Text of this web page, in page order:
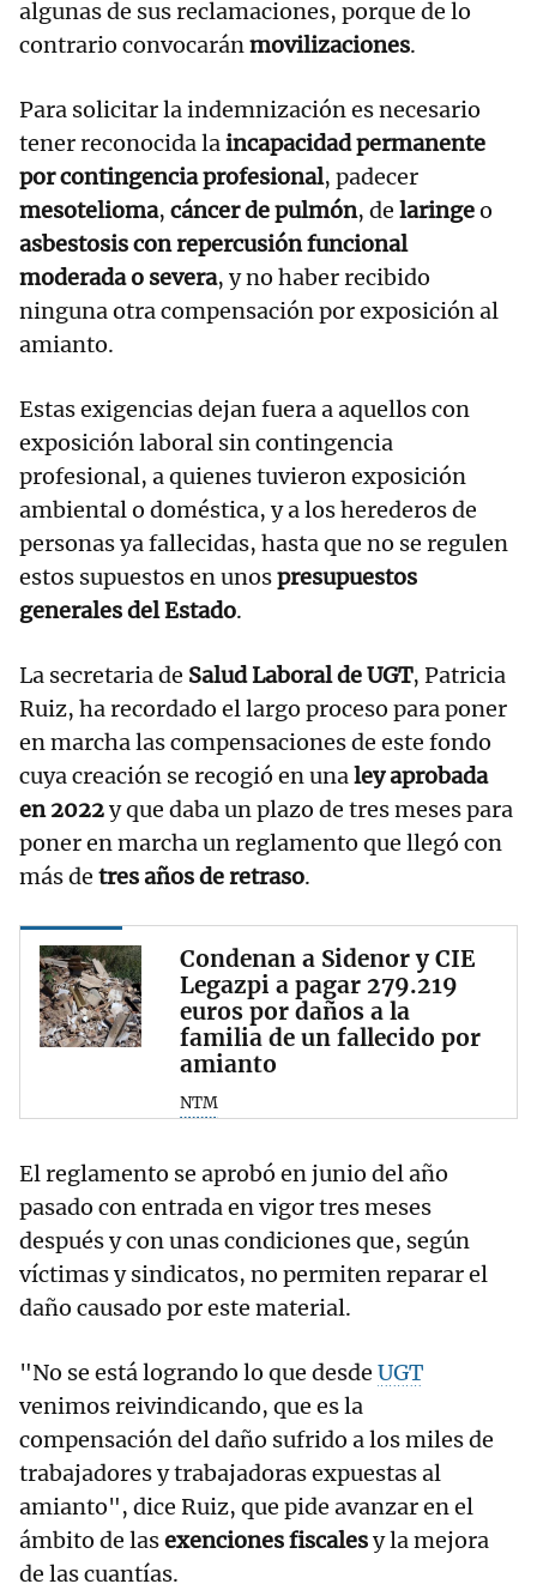
algunas de sus reclamaciones, porque de lo
contrario convocaránmovilizaciones.
Para solicitar la indemnización es necesario
tener reconocida laincapacidad permanente
por contingencia profesional, padecer
mesotelioma, cáncer de pulmón, de laringeo
asbestosis con repercusión funcional
moderada o severa, y no haber recibido
ninguna otra compensación por exposición al
amianto.
Estas exigencias dejan fuera a aquellos con
exposición laboral sin contingencia
profesional, a quienes tuvieron exposición
ambiental o doméstica, y a los herederos de
personas ya fallecidas, hasta que no se regulen
estos supuestos en unospresupuestos
generales del Estado.
La secretaria de Salud Laboral de UGT, Patricia
Ruiz, ha recordado el largo proceso para poner
en marcha las compensaciones de este fondo
cuya creación se recogió en unaley aprobada
en 2022y que daba un plazo de tres meses para
poner en marcha un reglamento que llegó con
más de tres años de retraso.
Condenan a Sidenor y CIE
Legazpi a pagar 279.219
euros por daños a la
familia de un fallecido por
amianto
NTM
El reglamento se aprobó en junio del año
pasado con entrada en vigor tres meses
después y con unas condiciones que, según
víctimas y sindicatos, no permiten reparar el
daño causado por este material.
"No se está logrando lo que desde UGT
venimos reivindicando, que es la
compensación del daño sufrido a los miles de
trabajadores y trabajadoras expuestas al
amianto", dice Ruiz, que pide avanzar en el
ámbito de lasexenciones fiscalesy la mejora
de las cuantías.